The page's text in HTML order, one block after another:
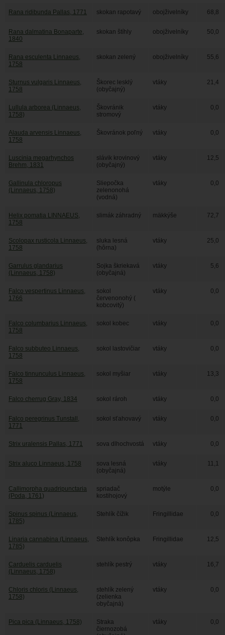
Rana ridibunda Pallas, 1771 skokan rapotavý obojživelníky 68,8
Rana dalmatina Bonaparte,
1840
skokan štíhly obojživelníky 50,0
Rana esculenta Linnaeus,
1758
skokan zelený obojživelníky 55,6
Sturnus vulgaris Linnaeus,
1758
Škorec lesklý
(obyčajný)
vtáky 21,4
Lullula arborea (Linnaeus,
1758)
Škovránik
stromový
vtáky 0,0
Alauda arvensis Linnaeus,
1758
Škovránok poľný vtáky 0,0
Luscinia megarhynchos
Brehm, 1831
slávik krovinový
(obyčajný)
vtáky 12,5
Gallinula chloropus
(Linnaeus, 1758)
Sliepočka
zelenonohá
(vodná)
vtáky 0,0
Helix pomatia LINNAEUS,
1758
slimák záhradný mäkkýše 72,7
Scolopax rusticola Linnaeus,
1758
sluka lesná
(hôrna)
vtáky 25,0
Garrulus glandarius
(Linnaeus, 1758)
Sojka škriekavá
(obyčajná)
vtáky 5,6
Falco vespertinus Linnaeus,
1766
sokol
červenonohý (
kobcovitý)
vtáky 0,0
Falco columbarius Linnaeus,
1758
sokol kobec vtáky 0,0
Falco subbuteo Linnaeus,
1758
sokol lastovičiar vtáky 0,0
Falco tinnunculus Linnaeus,
1758
sokol myšiar vtáky 13,3
Falco cherrug Gray, 1834 sokol rároh vtáky 0,0
Falco peregrinus Tunstall,
1771
sokol sťahovavý vtáky 0,0
Strix uralensis Pallas, 1771 sova dlhochvostá vtáky 0,0
Strix aluco Linnaeus, 1758
sova lesná
(obyčajná)
vtáky 11,1
Callimorpha quadripunctaria
(Poda, 1761)
spriadač
kostihojový
motýle 0,0
Spinus spinus (Linnaeus,
1785)
Stehlík čížik Fringillidae 0,0
Linaria cannabina (Linnaeus,
1785)
Stehlík konôpka Fringillidae 12,5
Carduelis carduelis
(Linnaeus, 1758)
stehlík pestrý vtáky 16,7
Chloris chloris (Linnaeus,
1758)
stehlík zelený
(zelienka
obyčajná)
vtáky 0,0
Pica pica (Linnaeus, 1758)
Straka
čiernozobá
vtáky 0,0